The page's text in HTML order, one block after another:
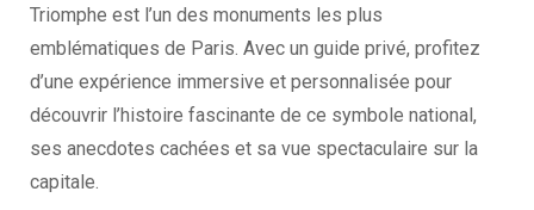
Triomphe est l’un des monuments les plus
emblématiques de Paris. Avec un guide privé, profitez
d’une expérience immersive et personnalisée pour
découvrir l’histoire fascinante de ce symbole national,
ses anecdotes cachées et sa vue spectaculaire sur la
capitale.